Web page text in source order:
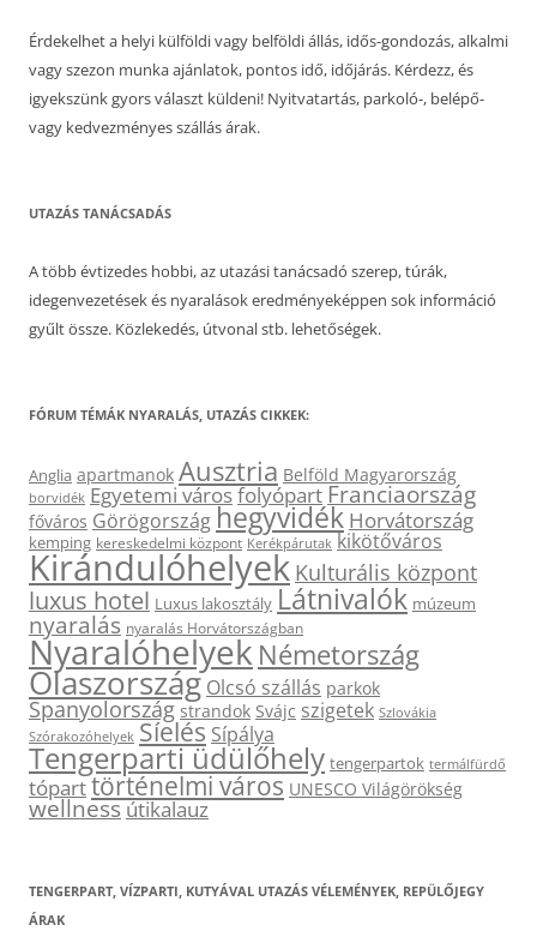
Érdekelhet a helyi külföldi vagy belföldi állás, idős-gondozás, alkalmi
vagy szezon munka ajánlatok, pontos idő, időjárás. Kérdezz, és
igyekszünk gyors választ küldeni! Nyitvatartás, parkoló-, belépő-
vagy kedvezményes szállás árak.
UTAZÁS TANÁCSADÁS
A több évtizedes hobbi, az utazási tanácsadó szerep, túrák,
idegenvezetések és nyaralások eredményeképpen sok információ
gyűlt össze. Közlekedés, útvonal stb. lehetőségek.
FÓRUM TÉMÁK NYARALÁS, UTAZÁS CIKKEK:
Anglia apartmanok Ausztria Belföld Magyarország
borvidék Egyetemi városfolyópartFranciaország
főváros Görögországhegyvidék Horvátország
kemping kereskedelmi központ Kerékpárutak kikötőváros
Kirándulóhelyek Kulturális központ
luxus hotel Luxus lakosztály Látnivalók múzeum
nyaralás nyaralás Horvátországban
Nyaralóhelyek Németország
Olaszország Olcsó szállás parkok
Spanyolország strandok Svájc szigetek Szlovákia
Szórakozóhelyek Síelés Sípálya
Tengerparti üdülőhely tengerpartok termálfürdő
tóparttörténelmi város UNESCO Világörökség
wellnessútikalauz
TENGERPART, VÍZPARTI, KUTYÁVAL UTAZÁS VÉLEMÉNYEK, REPÜLŐJEGY
ÁRAK